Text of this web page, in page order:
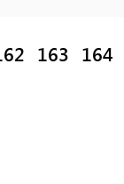
163 164